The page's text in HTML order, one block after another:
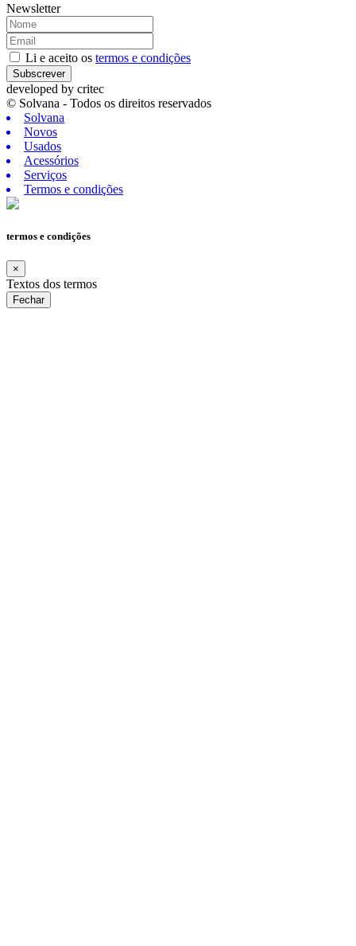
Newsletter
Li e aceito os termos e condições
Subscrever
developed by critec
© Solvana - Todos os direitos reservados
Solvana
Novos
Usados
Acessórios
Serviços
Termos e condições
termos e condições
×
Textos dos termos
Fechar